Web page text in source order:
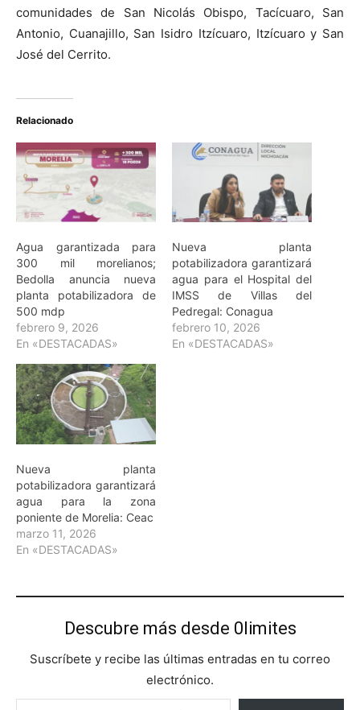
comunidades de San Nicolás Obispo, Tacícuaro, San
Antonio, Cuanajillo, San Isidro Itzícuaro, Itzícuaro y San
José del Cerrito.
Relacionado
Agua garantizada para
300 mil morelianos;
Bedolla anuncia nueva
planta potabilizadora de
500 mdp
febrero 9, 2026
En «DESTACADAS»
Nueva planta
potabilizadora garantizará
agua para el Hospital del
IMSS de Villas del
Pedregal: Conagua
febrero 10, 2026
En «DESTACADAS»
Nueva planta
potabilizadora garantizará
agua para la zona
poniente de Morelia: Ceac
marzo 11, 2026
En «DESTACADAS»
Descubre más desde 0limites
Suscríbete y recibe las últimas entradas en tu correo
electrónico.
Escribe tu correo electrónico…